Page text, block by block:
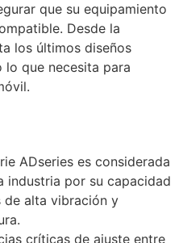
que su equipamiento
Desde la
los últimos diseños
que necesita para
ADseries es considerada
industria por su capacidad
alta vibración y
críticas de ajuste entre